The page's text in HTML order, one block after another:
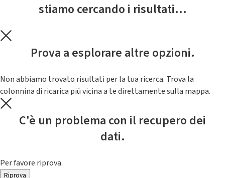
stiamo cercando i risultati...
Prova a esplorare altre opzioni.
Non abbiamo trovato risultati per la tua ricerca. Trova la
colonnina di ricarica piú vicina a te direttamente sulla mappa.
C'è un problema con il recupero dei
dati.
Per favore riprova.
Riprova